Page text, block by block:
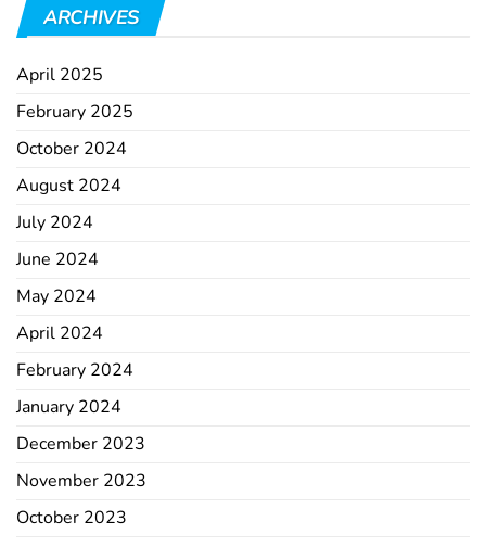
ARCHIVES
April 2025
February 2025
October 2024
August 2024
July 2024
June 2024
May 2024
April 2024
February 2024
January 2024
December 2023
November 2023
October 2023